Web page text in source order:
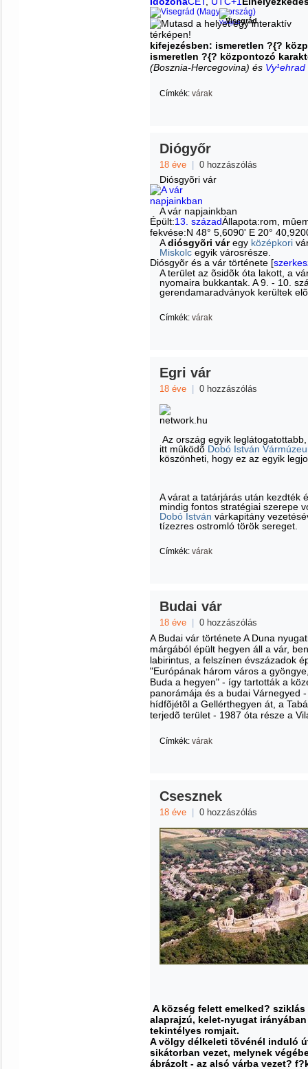
Visegrád
kifejezésben: ismeretlen ?{?
ismeretlen ?{? központozó
(Bosznia-Hercegovina) és Vy¹ehrad
Címkék: várak
Diógyőr
18 éve 0 hozzászólás
Diósgyõri vár
A vár napjainkban
Épült:13. századÁllapota:rom,
fekvése:N 48° 5,6090' E 20°
Adiósgyõri váregy középkori
Miskolc egyik városrésze.
Diósgyõr és a vár története [
A terület az õsidõk óta lakott, a
nyomaira bukkantak. A 9. - 10.
gerendamaradványok kerültek
Címkék: várak
Egri vár
18 éve 0 hozzászólás
Az ország egyik
itt mûködõ Dobó István
köszönheti, hogy ez az egyik
A várat a tatárjárás után kezdték
mindig fontos stratégiai szerepe
Dobó István várkapitány
tízezres ostromló török sereget.
Címkék: várak
Budai vár
18 éve 0 hozzászólás
A Budai vár történeteA Duna
márgából épült hegyen áll a vár,
labirintus, a felszínen évszázadok
"Európának három város a
Buda a hegyen" - így tartották a
panorámája és a budai Várnegyed
hídfõjétõl a Gellérthegyen át, a
terjedõ terület - 1987 óta része a
Címkék: várak
Csesznek
18 éve 0 hozzászólás
A község felett emelked?
alaprajzú, kelet-nyugat
tekintélyes romjait.
A völgy délkeleti tövénél induló
sikátorban vezet, melynek
ábrázolt - az alsó várba vezet?